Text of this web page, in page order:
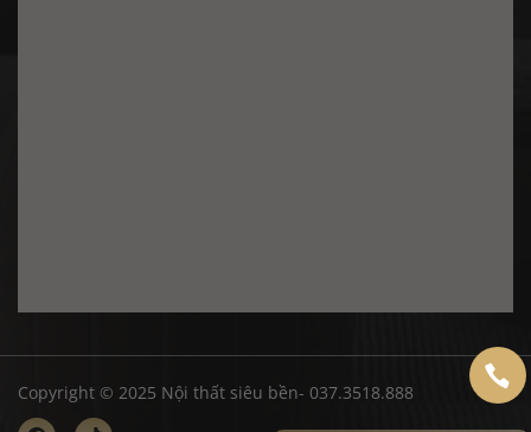
Copyright © 2025 Nội thất siêu bền- 037.3518.888